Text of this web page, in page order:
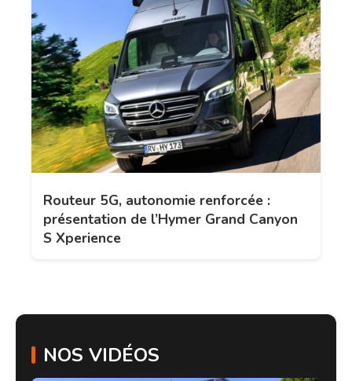
Routeur 5G, autonomie renforcée :
présentation de l’Hymer Grand Canyon
S Xperience
NOS VIDÉOS